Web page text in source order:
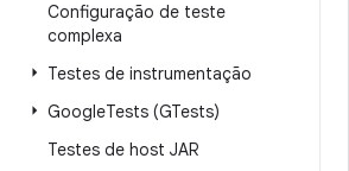
Configuração de teste
complexa
Testes de instrumentação
GoogleTests (GTests)
Testes de host JAR